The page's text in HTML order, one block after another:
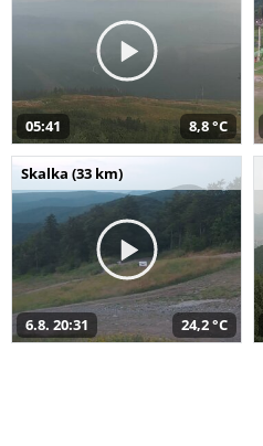
05:41 8,8 °C
Skalka (33 km)
6.8. 20:31 24,2 °C